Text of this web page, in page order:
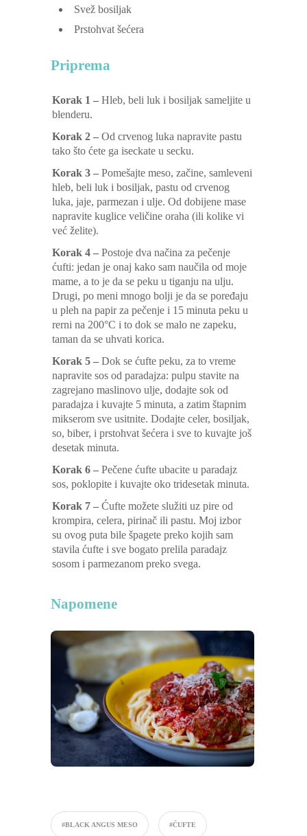
Svež bosiljak
Prstohvat šećera
Priprema
Korak 1 – Hleb, beli luk i bosiljak sameljite u
blenderu.
Korak 2 – Od crvenog luka napravite pastu
tako što ćete ga iseckate u secku.
Korak 3 – Pomešajte meso, začine, samleveni
hleb, beli luk i bosiljak, pastu od crvenog
luka, jaje, parmezan i ulje. Od dobijene mase
napravite kuglice veličine oraha (ili kolike vi
već želite).
Korak 4 – Postoje dva načina za pečenje
ćufti: jedan je onaj kako sam naučila od moje
mame, a to je da se peku u tiganju na ulju.
Drugi, po meni mnogo bolji je da se poređaju
u pleh na papir za pečenje i 15 minuta peku u
rerni na 200°C i to dok se malo ne zapeku,
taman da se uhvati korica.
Korak 5 – Dok se ćufte peku, za to vreme
napravite sos od paradajza: pulpu stavite na
zagrejano maslinovo ulje, dodajte sok od
paradajza i kuvajte 5 minuta, a zatim štapnim
mikserom sve usitnite. Dodajte celer, bosiljak,
so, biber, i prstohvat šećera i sve to kuvajte još
desetak minuta.
Korak 6 – Pečene ćufte ubacite u paradajz
sos, poklopite i kuvajte oko tridesetak minuta.
Korak 7 – Ćufte možete služiti uz pire od
krompira, celera, pirinač ili pastu. Moj izbor
su ovog puta bile špagete preko kojih sam
stavila ćufte i sve bogato prelila paradajz
sosom i parmezanom preko svega.
Napomene
#BLACK ANGUS MESO #ĆUFTE